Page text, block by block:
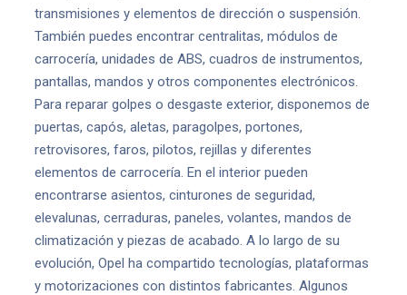
transmisiones y elementos de dirección o suspensión.
También puedes encontrar centralitas, módulos de
carrocería, unidades de ABS, cuadros de instrumentos,
pantallas, mandos y otros componentes electrónicos.
Para reparar golpes o desgaste exterior, disponemos de
puertas, capós, aletas, paragolpes, portones,
retrovisores, faros, pilotos, rejillas y diferentes
elementos de carrocería. En el interior pueden
encontrarse asientos, cinturones de seguridad,
elevalunas, cerraduras, paneles, volantes, mandos de
climatización y piezas de acabado. A lo largo de su
evolución, Opel ha compartido tecnologías, plataformas
y motorizaciones con distintos fabricantes. Algunos